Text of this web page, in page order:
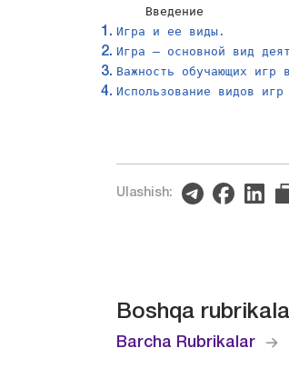
Введение
Игра и ее виды.
Игра – основной вид
Важность обучающих игр
Использование видов
Ulashish:
Boshqa
Barcha Rubrikalar